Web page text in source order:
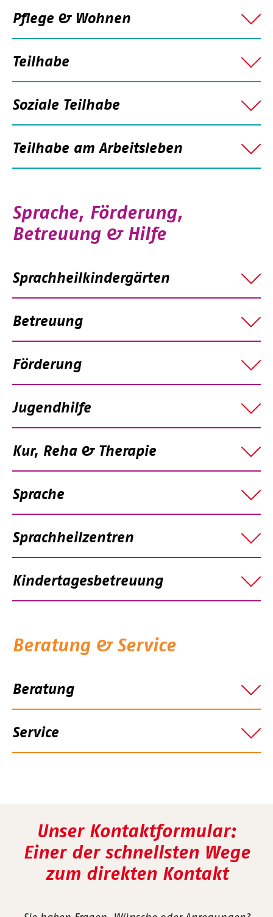
Pflege & Wohnen
Teilhabe
Soziale Teilhabe
Teilhabe am Arbeitsleben
Sprache, Förderung,
Betreuung & Hilfe
Sprachheilkindergärten
Betreuung
Förderung
Jugendhilfe
Kur, Reha & Therapie
Sprache
Sprachheilzentren
Kindertagesbetreuung
Beratung & Service
Beratung
Service
Unser Kontaktformular:
Einer der schnellsten Wege
zum direkten Kontakt